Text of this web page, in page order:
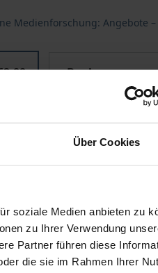
Über Cookies
soziale Medien anbieten zu
zu Ihrer Verwendung
Partner führen diese
die sie im Rahmen Ihrer
Medienforschung: Angebote
eBook
ISBN 978-3-7489-
VAT may vary at checkout.